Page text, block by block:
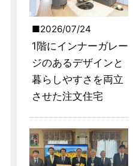
2026/07/24
1階にインナーガレー
ジのあるデザインと
暮らしやすさを両立
させた注文住宅